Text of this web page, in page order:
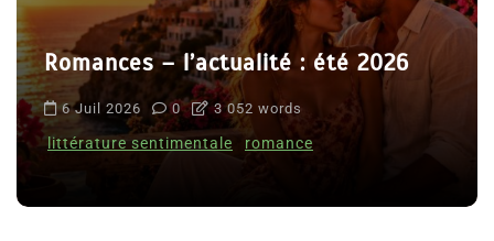
Romances – l’actualité : été 2026
6 Juil 2026 0 3 052 words
littérature sentimentale romance